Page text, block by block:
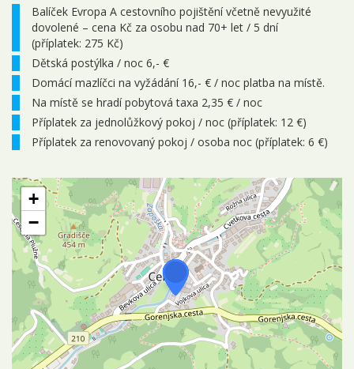
Balíček Evropa A cestovního pojištění včetně nevyužité
dovolené – cena Kč za osobu nad 70+ let / 5 dní
(příplatek: 275 Kč)
Dětská postýlka / noc 6,- €
Domácí mazlíčci na vyžádání 16,- € / noc platba na místě.
Na místě se hradí pobytová taxa 2,35 € / noc
Příplatek za jednolůžkový pokoj / noc (příplatek: 12 €)
Příplatek za renovovaný pokoj / osoba noc (příplatek: 6 €)
+
−